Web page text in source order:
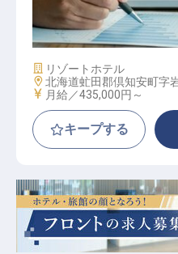
レベニューマネージ
施設業態
リゾートホテル
勤務地
北海道虻田郡倶知安町字
給与
月給／435,000円～
キープする